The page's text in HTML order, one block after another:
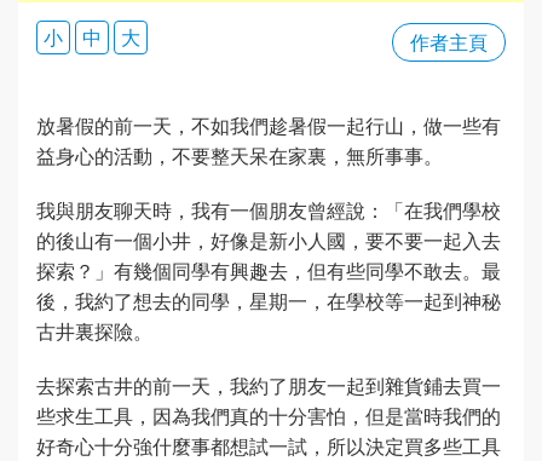
作者主頁
小 中 大
放暑假的前一天，不如我們趁暑假一起行山，做一些有
益身心的活動，不要整天呆在家裏，無所事事。
我與朋友聊天時，我有一個朋友曾經說：「在我們學校
的後山有一個小井，好像是新小人國，要不要一起入去
探索？」有幾個同學有興趣去，但有些同學不敢去。最
後，我約了想去的同學，星期一，在學校等一起到神秘
古井裏探險。
去探索古井的前一天，我約了朋友一起到雜貨鋪去買一
些求生工具，因為我們真的十分害怕，但是當時我們的
好奇心十分強什麼事都想試一試，所以決定買多些工具